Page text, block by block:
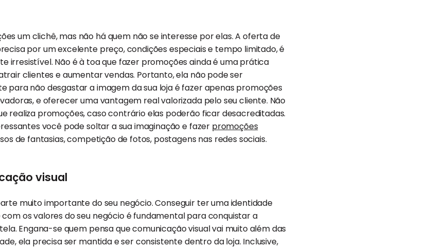
um clichê, mas não há quem não se interesse por elas. A oferta de
por um excelente preço, condições especiais e tempo limitado, é
irresistível. Não é à toa que fazer promoções ainda é uma prática
clientes e aumentar vendas. Portanto, ela não pode ser
para não desgastar a imagem da sua loja é fazer apenas promoções
e oferecer uma vantagem real valorizada pelo seu cliente. Não
realiza promoções, caso contrário elas poderão ficar desacreditadas.
você pode soltar a sua imaginação e fazer promoções
de fantasias, competição de fotos, postagens nas redes sociais.
visual
muito importante do seu negócio. Conseguir ter uma identidade
os valores do seu negócio é fundamental para conquistar a
Engana-se quem pensa que comunicação visual vai muito além das
ela precisa ser mantida e ser consistente dentro da loja. Inclusive,